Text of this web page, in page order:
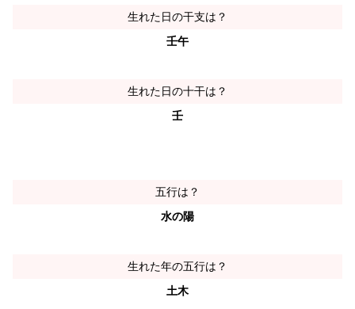
生れた日の干支は？
壬午
生れた日の十干は？
壬
五行は？
水の陽
生れた年の五行は？
土木